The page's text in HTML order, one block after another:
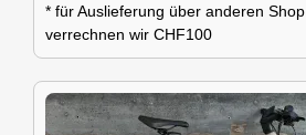
* für Auslieferung über anderen Shop
verrechnen wir CHF100